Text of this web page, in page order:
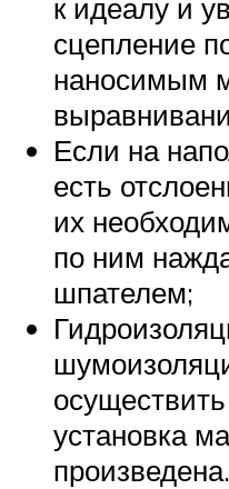
к идеалу и
сцепление
наносимым
Если на
есть
их
по ним
шпателем;
установка
произведена.